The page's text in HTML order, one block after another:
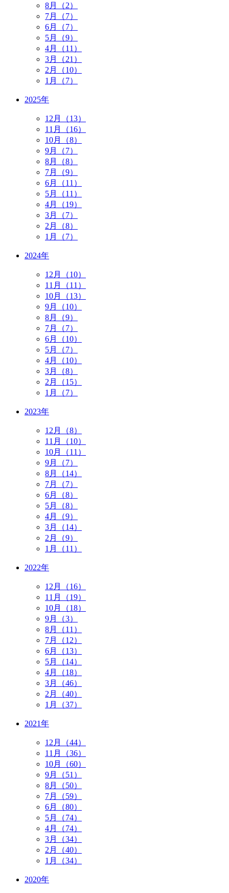
8月（2）
7月（7）
6月（7）
5月（9）
4月（11）
3月（21）
2月（10）
1月（7）
2025年
12月（13）
11月（16）
10月（8）
9月（7）
8月（8）
7月（9）
6月（11）
5月（11）
4月（19）
3月（7）
2月（8）
1月（7）
2024年
12月（10）
11月（11）
10月（13）
9月（10）
8月（9）
7月（7）
6月（10）
5月（7）
4月（10）
3月（8）
2月（15）
1月（7）
2023年
12月（8）
11月（10）
10月（11）
9月（7）
8月（14）
7月（7）
6月（8）
5月（8）
4月（9）
3月（14）
2月（9）
1月（11）
2022年
12月（16）
11月（19）
10月（18）
9月（3）
8月（11）
7月（12）
6月（13）
5月（14）
4月（18）
3月（46）
2月（40）
1月（37）
2021年
12月（44）
11月（36）
10月（60）
9月（51）
8月（50）
7月（59）
6月（80）
5月（74）
4月（74）
3月（34）
2月（40）
1月（34）
2020年